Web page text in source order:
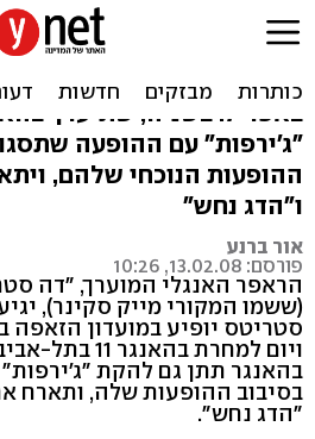
"דה סטריטס"
הראפר הבריטי המוערך יתן
"ג'ירפות" עם ההופעה
ההופעות הנוכחי שלהם,
ו"הדג נחש"
אור ברנע
פורסם: 13.02.08, 10:26
(ששמו המקורי מייק סקינר),
ויום למחרת
בהאנגר תתן גם להקת
בסיבוב ההופעות שלה, ותארח
"הדג נחש".